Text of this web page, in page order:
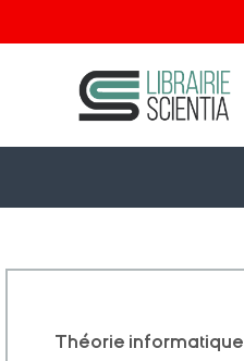
Théorie informatique